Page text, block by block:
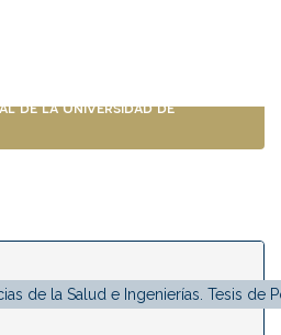
de la Universidad de